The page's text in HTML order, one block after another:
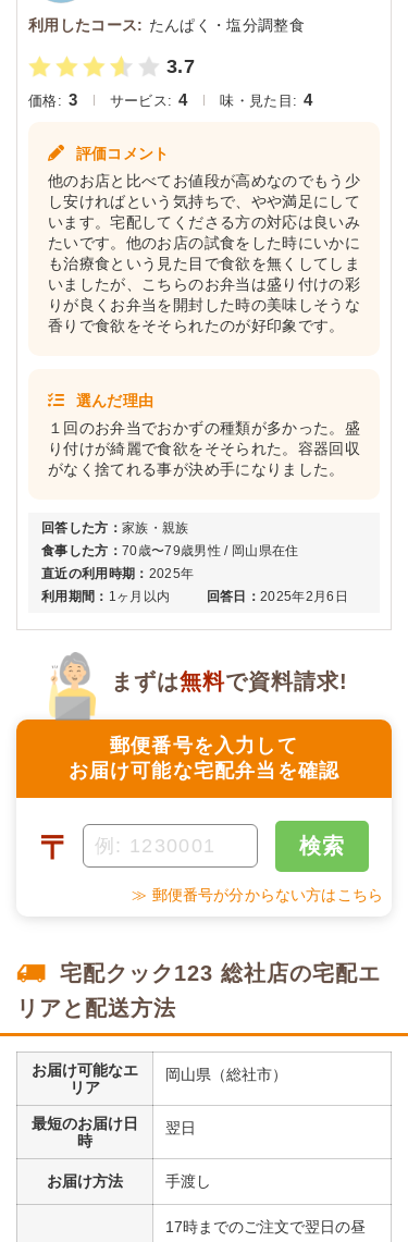
回答した方： 家族・親族
食事した方： 70歳〜79歳男性 / 岡山県在住
直近の利用時期： 2025年
利用期間： 1ヶ月以内 回答日： 2025年2月6日
利用したコース: たんぱく・塩分調整食
3.7
価格: 3 サービス: 4 味・見た目: 4
評価コメント
他のお店と比べてお値段が高めなのでもう少
し安ければという気持ちで、やや満足にして
います。宅配してくださる方の対応は良いみ
たいです。他のお店の試食をした時にいかに
も治療食という見た目で食欲を無くしてしま
いましたが、こちらのお弁当は盛り付けの彩
りが良くお弁当を開封した時の美味しそうな
香りで食欲をそそられたのが好印象です。
選んだ理由
１回のお弁当でおかずの種類が多かった。盛
り付けが綺麗で食欲をそそられた。容器回収
がなく捨てれる事が決め手になりました。
郵便番号を入力して
お届け可能な宅配弁当を確認
まずは無料で資料請求!
〒 検索
≫ 郵便番号が分からない方はこちら
宅配クック123 総社店の宅配エ
リアと配送方法
お届け可能なエ
リア
岡山県（総社市）
最短のお届け日
時
翌日
お届け方法 手渡し
17時までのご注文で翌日の昼